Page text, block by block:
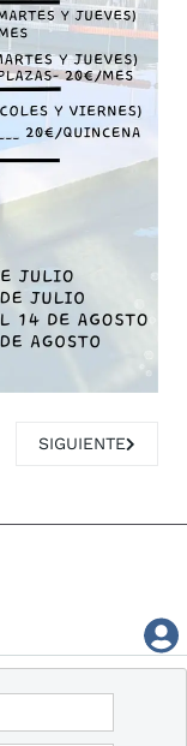
PLENO
ARTÍCULO
SIGUIENTE